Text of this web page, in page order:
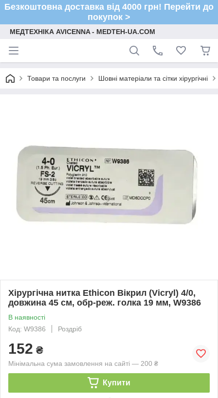
Безкоштовна доставка від 4000 грн! Перейти до
покупок >
МЕДТЕХНІКА AVICENNA - MEDTEH-UA.COM
Товари та послуги Шовні матеріали та сітки хірургічні
Хірургічна нитка Ethicon Вікрил (Vicryl) 4/0,
довжина 45 см, обр-реж. голка 19 мм, W9386
В наявності
Код: W9386
Роздріб
152 ₴
Мінімальна сума замовлення на сайті — 200 ₴
Купити